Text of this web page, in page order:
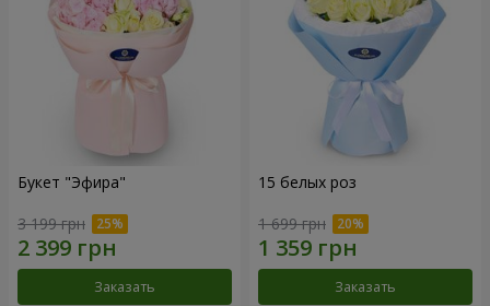
Букет "Эфира"
3 199 грн
Заказать
15 белых роз
1 699 грн
Заказать